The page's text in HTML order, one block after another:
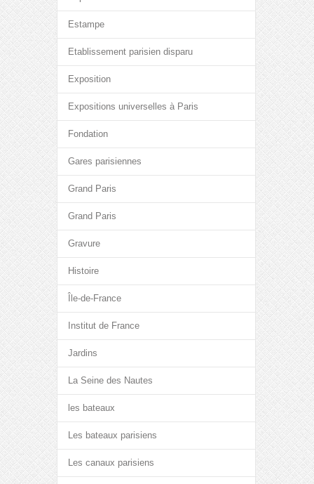
Estampe
Etablissement parisien disparu
Exposition
Expositions universelles à Paris
Fondation
Gares parisiennes
Grand Paris
Grand Paris
Gravure
Histoire
Île-de-France
Institut de France
Jardins
La Seine des Nautes
les bateaux
Les bateaux parisiens
Les canaux parisiens